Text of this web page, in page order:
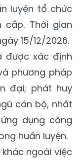
luyện tổ chức
Thời gian
15/12/2026.
được xác định
phương pháp
đại; phát huy
cán bộ, nhất
dụng công
huấn luyện.
ngoài việc